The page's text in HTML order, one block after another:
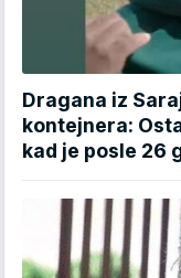
Dragana iz
kontejnera:
kad je posle 26